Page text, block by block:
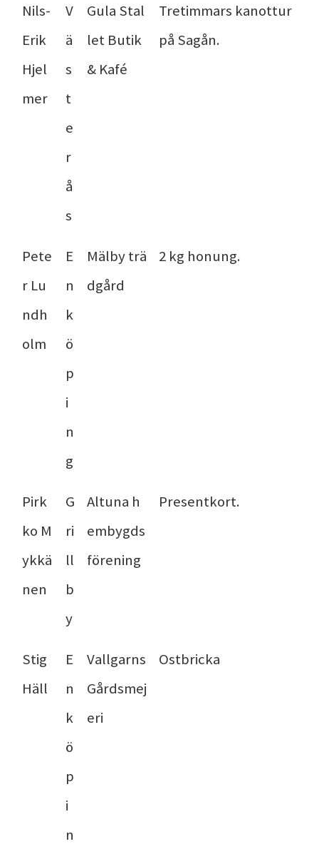
Nils-
Erik
Hjel
mer
V
ä
s
t
e
r
å
s
Gula Stal
let Butik
& Kafé
Tretimmars kanottur
på Sagån.
Pete
r Lu
ndh
olm
E
n
k
ö
p
i
n
g
Mälby trä
dgård
2 kg honung.
Pirk
ko M
ykkä
nen
G
ri
ll
b
y
Altuna h
embygds
förening
Presentkort.
Stig
Häll
E
n
k
ö
p
i
n
Vallgarns
Gårdsmej
eri
Ostbricka